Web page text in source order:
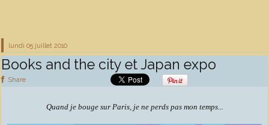
lundi 05 juillet 2010
Books and the city et Japan expo
Share
Quand je bouge sur Paris, je ne perds pas mon temps...